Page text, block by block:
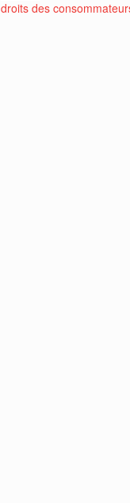
droits des